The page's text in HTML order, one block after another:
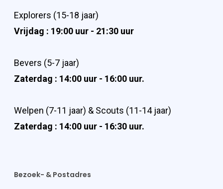
Explorers (15-18 jaar)
Vrijdag : 19:00 uur - 21:30 uur
Bevers (5-7 jaar)
Zaterdag : 14:00 uur - 16:00 uur.
Welpen (7-11 jaar) & Scouts (11-14 jaar)
Zaterdag : 14:00 uur - 16:30 uur.
Bezoek- & Postadres